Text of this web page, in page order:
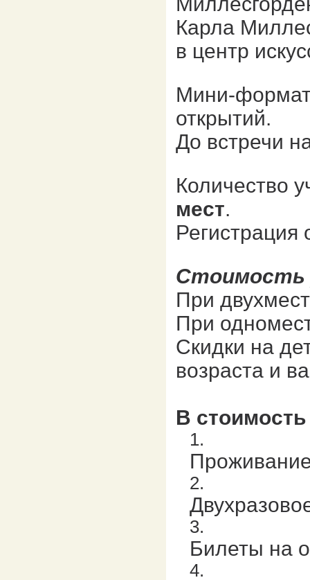
Карла
в центр
Мини-
открытий.
До встречи
Количество
мест.
Регистрация
Стоимость
При
При
Скидки на
возраста и
В
Билеты на